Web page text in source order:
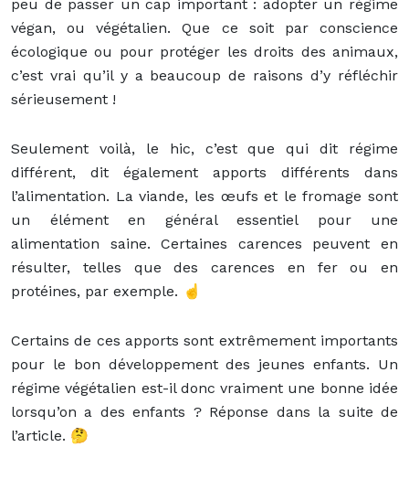
peu de passer un cap important : adopter un régime
végan, ou végétalien. Que ce soit par conscience
écologique ou pour protéger les droits des animaux,
c’est vrai qu’il y a beaucoup de raisons d’y réfléchir
sérieusement !
Seulement voilà, le hic, c’est que qui dit régime
différent, dit également apports différents dans
l’alimentation. La viande, les œufs et le fromage sont
un élément en général essentiel pour une
alimentation saine. Certaines carences peuvent en
résulter, telles que des carences en fer ou en
protéines, par exemple. ☝️
Certains de ces apports sont extrêmement importants
pour le bon développement des jeunes enfants. Un
régime végétalien est-il donc vraiment une bonne idée
lorsqu’on a des enfants ? Réponse dans la suite de
l’article. 🤔